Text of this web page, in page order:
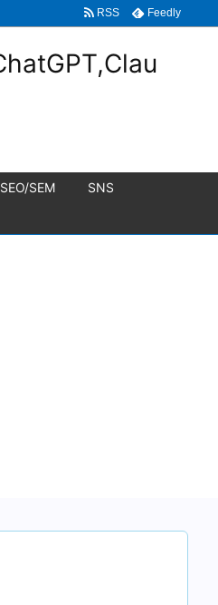
SEO/SEM
SNS
RSS Feedly